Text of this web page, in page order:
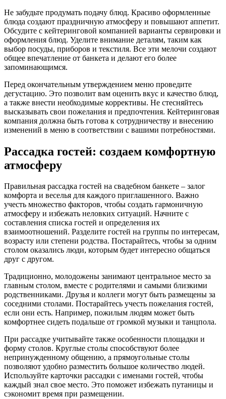
Не забудьте продумать подачу блюд. Красиво оформленные
блюда создают праздничную атмосферу и повышают аппетит.
Обсудите с кейтеринговой компанией варианты сервировки и
оформления блюд. Уделите внимание деталям, таким как
выбор посуды, приборов и текстиля. Все эти мелочи создают
общее впечатление от банкета и делают его более
запоминающимся.
Перед окончательным утверждением меню проведите
дегустацию. Это позволит вам оценить вкус и качество блюд,
а также внести необходимые коррективы. Не стесняйтесь
высказывать свои пожелания и предпочтения. Кейтеринговая
компания должна быть готова к сотрудничеству и внесению
изменений в меню в соответствии с вашими потребностями.
Рассадка гостей: создаем комфортную
атмосферу
Правильная рассадка гостей на свадебном банкете – залог
комфорта и веселья для каждого приглашенного. Важно
учесть множество факторов, чтобы создать гармоничную
атмосферу и избежать неловких ситуаций. Начните с
составления списка гостей и определения их
взаимоотношений. Разделите гостей на группы по интересам,
возрасту или степени родства. Постарайтесь, чтобы за одним
столом оказались люди, которым будет интересно общаться
друг с другом.
Традиционно, молодожены занимают центральное место за
главным столом, вместе с родителями и самыми близкими
родственниками. Друзья и коллеги могут быть размещены за
соседними столами. Постарайтесь учесть пожелания гостей,
если они есть. Например, пожилым людям может быть
комфортнее сидеть подальше от громкой музыки и танцпола.
При рассадке учитывайте также особенности площадки и
форму столов. Круглые столы способствуют более
непринужденному общению, а прямоугольные столы
позволяют удобно разместить большое количество людей.
Используйте карточки рассадки с именами гостей, чтобы
каждый знал свое место. Это поможет избежать путаницы и
сэкономит время при размещении.